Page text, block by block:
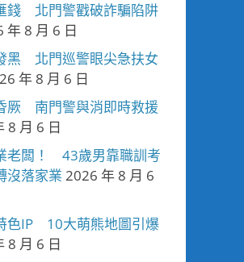
錢 北門警戳破詐騙陷阱
年 8 月 6 日
黑 北門巡警眼尖急扶女
年 8 月 6 日
厥 南門警與消即時救援
8 月 6 日
老闆！ 43歲男靠職訓考
沒落家業 2026 年 8 月 6
色IP 10大萌熊地圖引爆
8 月 6 日